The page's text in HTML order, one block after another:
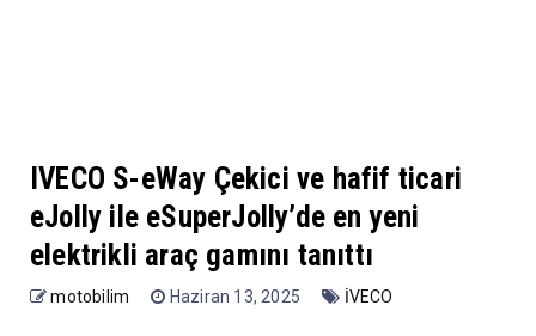
IVECO S-eWay Çekici ve hafif ticari
eJolly ile eSuperJolly’de en yeni
elektrikli araç gamını tanıttı
motobilim Haziran 13, 2025 İVECO